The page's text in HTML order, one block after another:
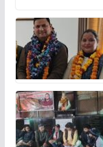
c
e
b
o
o
k
itt
er